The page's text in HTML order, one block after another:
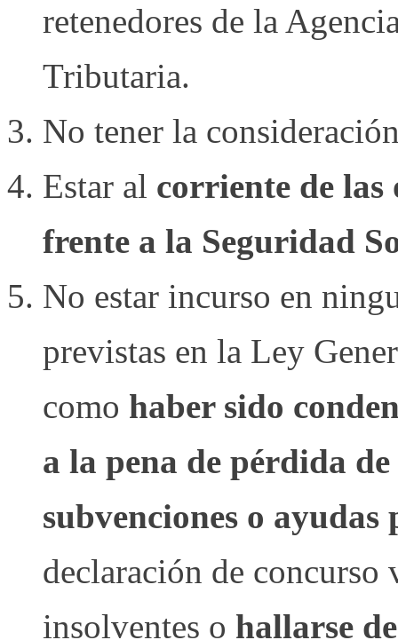
retenedores de la
Tributaria.
No tener la
Estar al corriente de
frente a la Seguridad
No estar incurso en
previstas en la Ley
como haber sido
a la pena de pérdida
subvenciones o ayudas
declaración de concurso
insolventes o hallarse